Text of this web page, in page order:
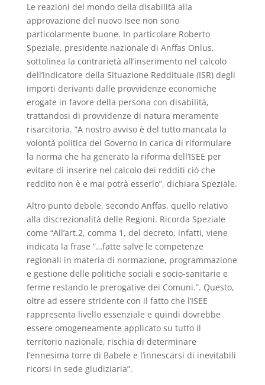
Le reazioni del mondo della disabilità alla
approvazione del nuovo Isee non sono
particolarmente buone. In particolare Roberto
Speziale, presidente nazionale di Anffas Onlus,
sottolinea la contrarietà all’inserimento nel calcolo
dell’Indicatore della Situazione Reddituale (ISR) degli
importi derivanti dalle provvidenze economiche
erogate in favore della persona con disabilità,
trattandosi di provvidenze di natura meramente
risarcitoria. “A nostro avviso è del tutto mancata la
volontà politica del Governo in carica di riformulare
la norma che ha generato la riforma dell’ISEE per
evitare di inserire nel calcolo dei redditi ciò che
reddito non è e mai potrà esserlo”, dichiara Speziale.
Altro punto debole, secondo Anffas, quello relativo
alla discrezionalità delle Regioni. Ricorda Speziale
come “All’art.2, comma 1, del decreto, infatti, viene
indicata la frase “…fatte salve le competenze
regionali in materia di normazione, programmazione
e gestione delle politiche sociali e socio-sanitarie e
ferme restando le prerogative dei Comuni.”. Questo,
oltre ad essere stridente con il fatto che l’ISEE
rappresenta livello essenziale e quindi dovrebbe
essere omogeneamente applicato su tutto il
territorio nazionale, rischia di determinare
l’ennesima torre di Babele e l’innescarsi di inevitabili
ricorsi in sede giudiziaria”.